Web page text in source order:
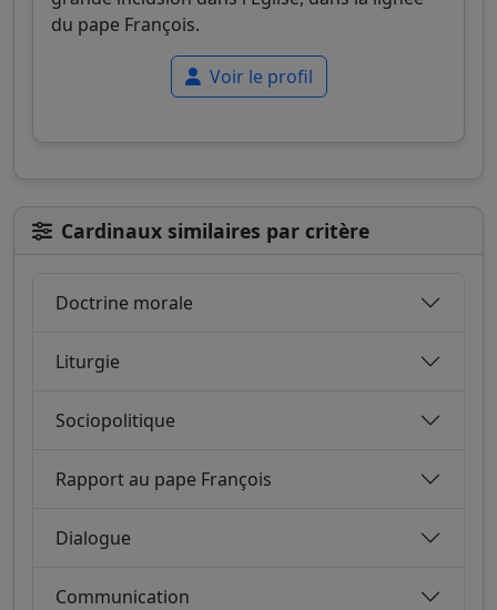
du pape François.
Voir le profil
Cardinaux similaires par critère
Doctrine morale
Liturgie
Sociopolitique
Rapport au pape François
Dialogue
Communication